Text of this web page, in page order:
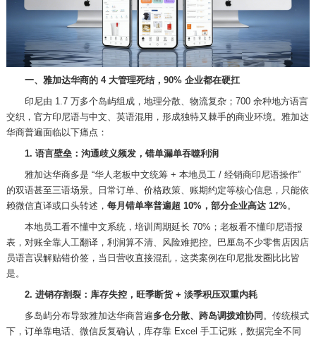
一、雅加达华商的 4 大管理死结，90% 企业都在硬扛
印尼由 1.7 万多个岛屿组成，地理分散、物流复杂；700 余种地方语言
交织，官方印尼语与中文、英语混用，形成独特又棘手的商业环境。雅加达
华商普遍面临以下痛点：
1. 语言壁垒：沟通歧义频发，错单漏单吞噬利润
雅加达华商多是 “华人老板中文统筹 + 本地员工 / 经销商印尼语操作”
的双语甚至三语场景。日常订单、价格政策、账期约定等核心信息，只能依
赖微信直译或口头转述， 每月错单率普遍超 10%，部分企业高达 12%。
本地员工看不懂中文系统，培训周期延长 70%；老板看不懂印尼语报
表，对账全靠人工翻译，利润算不清、风险难把控。巴厘岛不少零售店因店
员语言误解贴错价签，当日营收直接混乱，这类案例在印尼批发圈比比皆
是。
2. 进销存割裂：库存失控，旺季断货 + 淡季积压双重内耗
多岛屿分布导致雅加达华商普遍多仓分散、跨岛调拨难协同 。传统模式
下，订单靠电话、微信反复确认，库存靠 Excel 手工记账，数据完全不同